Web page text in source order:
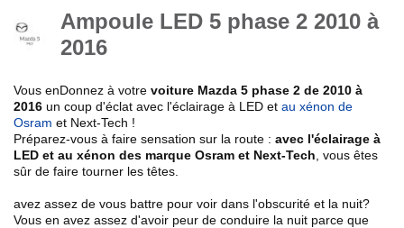
Ampoule LED 5 phase 2 2010 à
2016
Vous enDonnez à votre voiture Mazda 5 phase 2 de 2010 à
2016 un coup d'éclat avec l'éclairage à LED et au xénon de
Osram et Next-Tech !
Préparez-vous à faire sensation sur la route : avec l'éclairage à
LED et au xénon des marque Osram et Next-Tech , vous êtes
sûr de faire tourner les têtes.
avez assez de vous battre pour voir dans l'obscurité et la nuit?
Vous en avez assez d'avoir peur de conduire la nuit parce que